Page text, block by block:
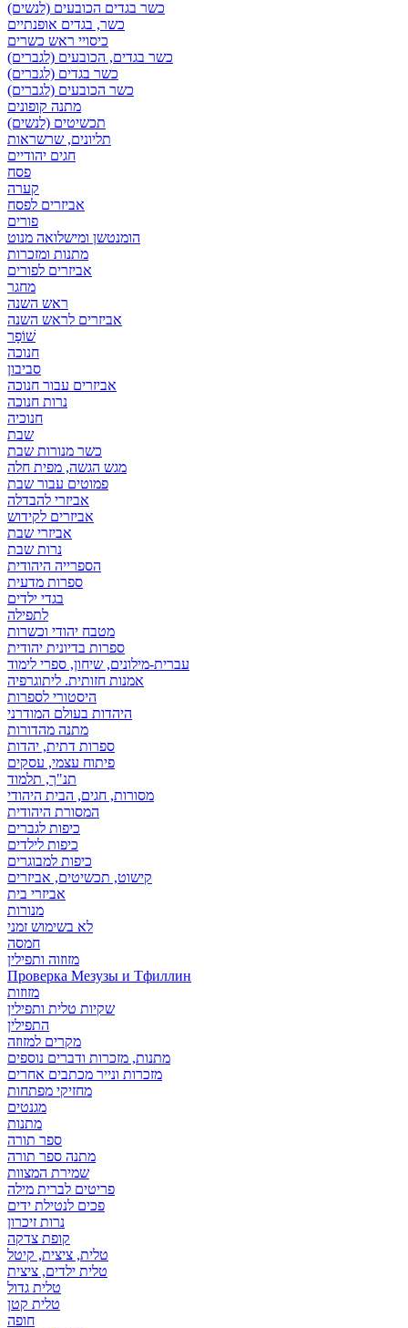
כשר בגדים הכובעים (לנשים)
כשר, בגדים אופנתיים
כיסויי ראש כשרים
כשר בגדים, הכובעים (לגברים)
כשר בגדים (לגברים)
כשר הכובעים (לגברים)
מתנה קופונים
תכשיטים (לנשים)
תליונים, שרשראות
חגים יהודיים
פסח
קערה
אביזרים לפסח
פורים
הומנטשן ומישלואה מנוט
מתנות ומזכרות
אביזרים לפורים
מחגר
ראש השנה
אביזרים לראש השנה
שׁוֹפָר
חנוכה
סביבון
אביזרים עבור חנוכה
נרות חנוכה
חנוכיה
שבת
כשר מנורות שבת
מגש הגשה, מפית חלה
פמוטים עבור שבת
אביזרי להבדלה
אביזרים לקידוש
אביזרי שבת
נרות שבת
הספרייה היהודית
ספרות מדעית
בגדי ילדים
לתפילה
מטבח יהודי וכשרות
ספרות בדיונית יהודית
עברית-מילונים, שיחון, ספרי לימוד
אמנות חזותית. ליתוגרפיה
היסטורי לספרות
היהדות בעולם המודרני
מתנה מהדורות
ספרות דתית, יהדות
פיתוח עצמי, עסקים
תנ"ך, תלמוד
מסורות, חגים, הבית היהודי
המסורת היהודית
כיפות לגברים
כיפות לילדים
כיפות למבוגרים
קישוט, תכשיטים, אביזרים
אביזרי בית
מנורות
לא בשימוש זמני
חמסה
מזוזוה ותפילין
Проверка Мезузы и Тфиллин
מזוזות
שקיות טלית ותפילין
התפילין
מקרים למזוזה
מתנות, מזכרות ודברים נוספים
מזכרות ונייר מכתבים אחרים
מחזיקי מפתחות
מגנטים
מתנות
ספר תורה
מתנה ספר תורה
שמירת המצוות
פריטים לברית מילה
פכים לנטילת ידים
נרות זיכרון
קופת צדקה
טלית, ציצית, קיטל
טלית ילדים, ציצית
טלית גדול
טלית קטן